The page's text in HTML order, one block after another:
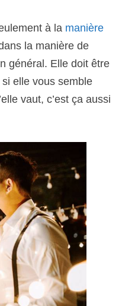
à la manière
la manière de
général. Elle doit être
elle vous semble
vaut, c’est ça aussi